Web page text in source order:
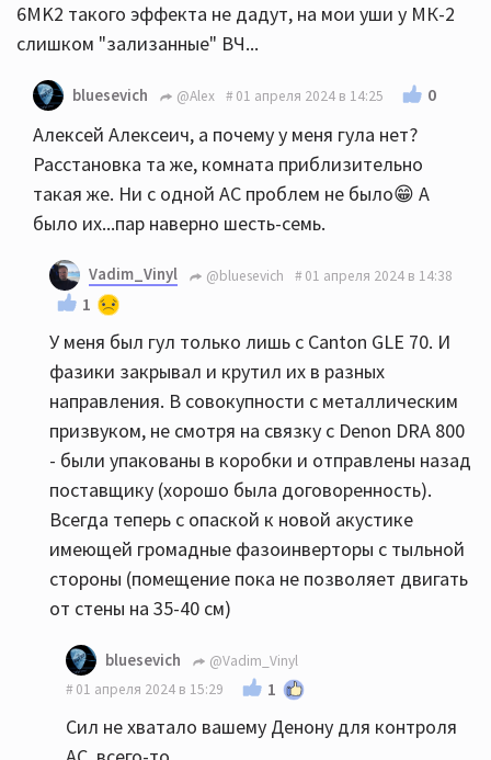
6MK2 такого эффекта не дадут, на мои уши у МК-2
слишком "зализанные" ВЧ...
bluesevich @Alex 01 апреля 2024 в 14:25 0
Алексей Алексеич, а почему у меня гула нет?
Расстановка та же, комната приблизительно
такая же. Ни с одной АС проблем не было😁 А
было их...пар наверно шесть-семь.
Vadim_Vinyl @bluesevich 01 апреля 2024 в 14:38
1
У меня был гул только лишь с Canton GLE 70. И
фазики закрывал и крутил их в разных
направления. В совокупности с металлическим
призвуком, не смотря на связку с Denon DRA 800
- были упакованы в коробки и отправлены назад
поставщику (хорошо была договоренность).
Всегда теперь с опаской к новой акустике
имеющей громадные фазоинверторы с тыльной
стороны (помещение пока не позволяет двигать
от стены на 35-40 см)
bluesevich
@Vadim_Vinyl
01 апреля 2024 в 15:29
1
Сил не хватало вашему Денону для контроля